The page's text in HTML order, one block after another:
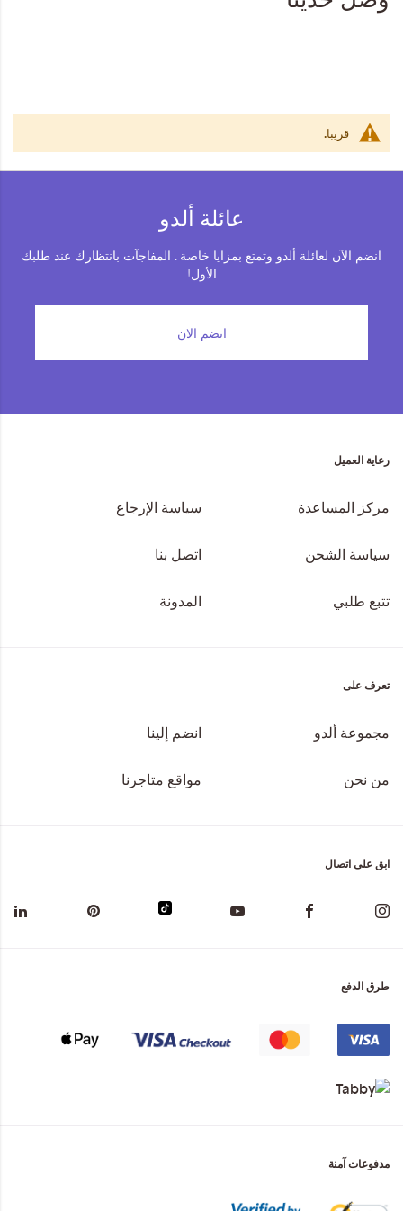
ملابس العمل
Leather Collection
إصدار السفر و الرحلات
قريبا.
عائلة ألدو
انضم الآن لعائلة ألدو وتمتع بمزايا خاصة . المفاجآت بانتظارك عند طلبك
الأول!
انضم الان
رعاية العميل
مركز المساعدة سياسة الإرجاع
سياسة الشحن اتصل بنا
تتبع طلبي المدونة
تعرف على
مجموعة ألدو انضم إلينا
من نحن مواقع متاجرنا
ابق على اتصال
طرق الدفع
مدفوعات آمنة